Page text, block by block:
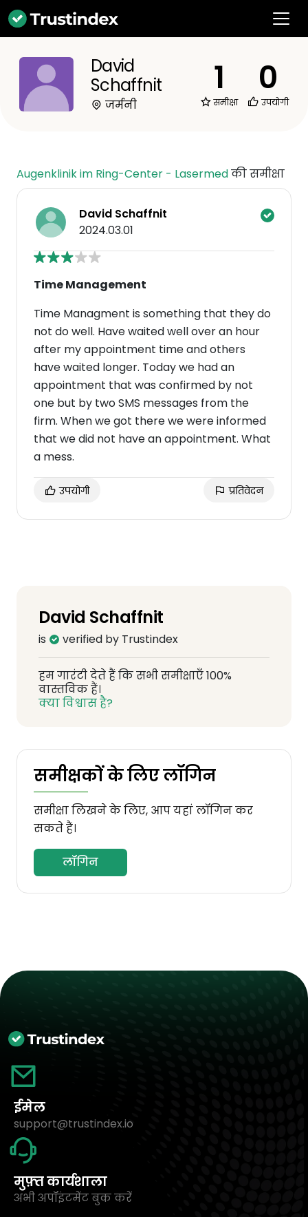
David
Schaffnit
जर्मनी
1
समीक्षा
0
उपयोगी
Augenklinik im Ring-Center - Lasermedकी समीक्षा
David Schaffnit
2024.03.01
Time Management
Time Managment is something that they do
not do well. Have waited well over an hour
after my appointment time and others
have waited longer. Today we had an
appointment that was confirmed by not
one but by two SMS messages from the
firm. When we got there we were informed
that we did not have an appointment. What
a mess.
उपयोगी प्रतिवेदन
David Schaffnit
is verified by Trustindex
हम गारंटी देते हैं कि सभी समीक्षाएँ 100%
वास्तविक हैं।
क्या विश्वास है?
समीक्षकों के लिए लॉगिन
समीक्षा लिखने के लिए, आप यहां लॉगिन कर
सकते हैं।
लॉगिन
ईमेल
support@trustindex.io
मुफ़्त कार्यशाला
अभी अपॉइंटमेंट बुक करें